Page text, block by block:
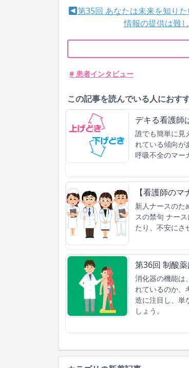
第35回 あなたは未来を知り
情報の提供は難
# 患者インタビュー
この記事を読んでいる人におす
デキる看護師
誰でも簡単に見
れている傾向が
呼吸不全のマー
【看護師の
新人ナースのた
スの禁句 ナー
たり、不安にさ
第36回 制酸
消化器の機能は
れているのか、
造に注目し、単
しょう。